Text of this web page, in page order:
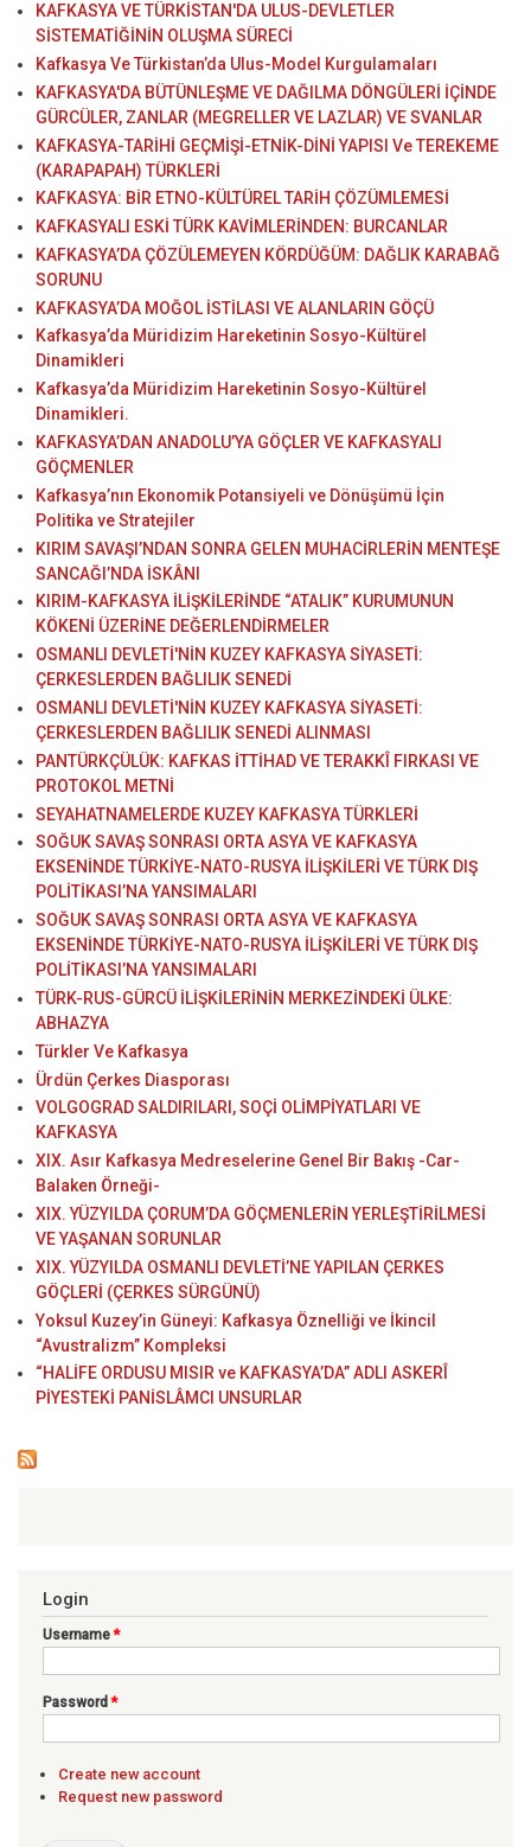
KAFKASYA VE TÜRKİSTAN'DA ULUS-DEVLETLER
SİSTEMATİĞİNİN OLUŞMA SÜRECİ
Kafkasya Ve Türkistan’da Ulus-Model Kurgulamaları
KAFKASYA'DA BÜTÜNLEŞME VE DAĞILMA DÖNGÜLERİ İÇİNDE
GÜRCÜLER, ZANLAR (MEGRELLER VE LAZLAR) VE SVANLAR
KAFKASYA-TARİHİ GEÇMİŞİ-ETNİK-DİNİ YAPISI Ve TEREKEME
(KARAPAPAH) TÜRKLERİ
KAFKASYA: BİR ETNO-KÜLTÜREL TARİH ÇÖZÜMLEMESİ
KAFKASYALI ESKİ TÜRK KAVİMLERİNDEN: BURCANLAR
KAFKASYA’DA ÇÖZÜLEMEYEN KÖRDÜĞÜM: DAĞLIK KARABAĞ
SORUNU
KAFKASYA’DA MOĞOL İSTİLASI VE ALANLARIN GÖÇÜ
Kafkasya’da Müridizim Hareketinin Sosyo-Kültürel
Dinamikleri
Kafkasya’da Müridizim Hareketinin Sosyo-Kültürel
Dinamikleri.
KAFKASYA’DAN ANADOLU’YA GÖÇLER VE KAFKASYALI
GÖÇMENLER
Kafkasya’nın Ekonomik Potansiyeli ve Dönüşümü İçin
Politika ve Stratejiler
KIRIM SAVAŞI’NDAN SONRA GELEN MUHACİRLERİN MENTEŞE
SANCAĞI’NDA İSKÂNI
KIRIM-KAFKASYA İLİŞKİLERİNDE “ATALIK” KURUMUNUN
KÖKENİ ÜZERİNE DEĞERLENDİRMELER
OSMANLI DEVLETİ'NİN KUZEY KAFKASYA SİYASETİ:
ÇERKESLERDEN BAĞLILIK SENEDİ
OSMANLI DEVLETİ'NİN KUZEY KAFKASYA SİYASETİ:
ÇERKESLERDEN BAĞLILIK SENEDİ ALINMASI
PANTÜRKÇÜLÜK: KAFKAS İTTİHAD VE TERAKKÎ FIRKASI VE
PROTOKOL METNİ
SEYAHATNAMELERDE KUZEY KAFKASYA TÜRKLERİ
SOĞUK SAVAŞ SONRASI ORTA ASYA VE KAFKASYA
EKSENİNDE TÜRKİYE-NATO-RUSYA İLİŞKİLERİ VE TÜRK DIŞ
POLİTİKASI’NA YANSIMALARI
SOĞUK SAVAŞ SONRASI ORTA ASYA VE KAFKASYA
EKSENİNDE TÜRKİYE-NATO-RUSYA İLİŞKİLERİ VE TÜRK DIŞ
POLİTİKASI’NA YANSIMALARI
TÜRK-RUS-GÜRCÜ İLİŞKİLERİNİN MERKEZİNDEKİ ÜLKE:
ABHAZYA
Türkler Ve Kafkasya
Ürdün Çerkes Diasporası
VOLGOGRAD SALDIRILARI, SOÇİ OLİMPİYATLARI VE
KAFKASYA
XIX. Asır Kafkasya Medreselerine Genel Bir Bakış -Car-
Balaken Örneği-
XIX. YÜZYILDA ÇORUM’DA GÖÇMENLERİN YERLEŞTİRİLMESİ
VE YAŞANAN SORUNLAR
XIX. YÜZYILDA OSMANLI DEVLETİ’NE YAPILAN ÇERKES
GÖÇLERİ (ÇERKES SÜRGÜNÜ)
Yoksul Kuzey’in Güneyi: Kafkasya Öznelliği ve İkincil
“Avustralizm” Kompleksi
“HALİFE ORDUSU MISIR ve KAFKASYA’DA” ADLI ASKERÎ
PİYESTEKİ PANİSLÂMCI UNSURLAR
Login
Username*
Password*
Create new account
Request new password